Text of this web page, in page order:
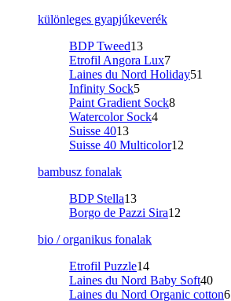
különleges gyapjúkeverék
BDP Tweed13
Etrofil Angora Lux7
Laines du Nord Holiday51
Infinity Sock5
Paint Gradient Sock8
Watercolor Sock4
Suisse 4013
Suisse 40 Multicolor12
bambusz fonalak
BDP Stella13
Borgo de Pazzi Sira12
bio / organikus fonalak
Etrofil Puzzle14
Laines du Nord Baby Soft40
Laines du Nord Organic cotton6